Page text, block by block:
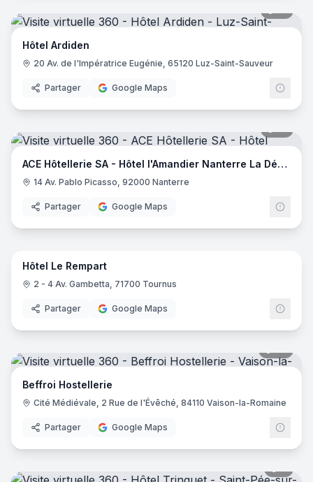
Hôtel Ardiden
20 Av. de l'Impératrice Eugénie, 65120 Luz-Saint-Sauveur
Partager Google Maps
ACE Hôtellerie SA - Hôtel l'Amandier Nanterre La Défense
14 Av. Pablo Picasso, 92000 Nanterre
Partager Google Maps
42
Hôtel Le Rempart
2 - 4 Av. Gambetta, 71700 Tournus
Partager Google Maps
Beffroi Hostellerie
Cité Médiévale, 2 Rue de l'Évêché, 84110 Vaison-la-Romaine
Partager Google Maps